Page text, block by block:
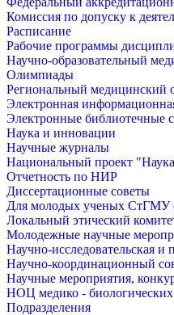
Комиссия по допуску к
Расписание
Рабочие программы
Научно-образовательный
Олимпиады
Региональный медицинский
Электронная
Электронные библиотечные
Наука и инновации
Научные журналы
Национальный проект
Отчетность по НИР
Диссертационные советы
Для молодых ученых СтГМУ
Локальный этический
Молодежные научные
Научно-исследовательская и
Научно-координационный
Научные мероприятия,
НОЦ медико -
Подразделения